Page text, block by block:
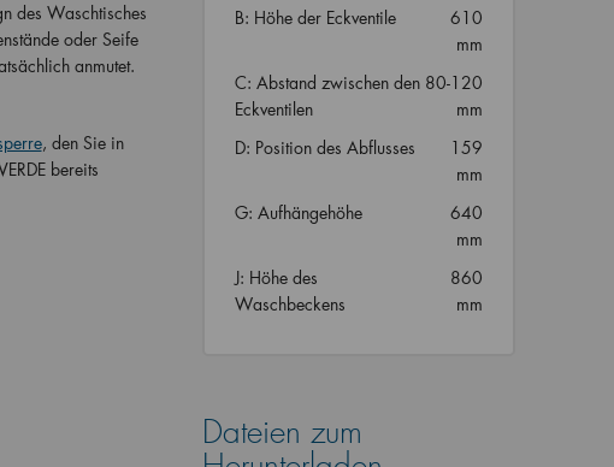
des Waschtisches
oder Seife
anmutet.
, den Sie in
bereits
B: Höhe der Eckventile
610
mm
C: Abstand zwischen den
Eckventilen
80-120
mm
D: Position des Abflusses
159
mm
G: Aufhängehöhe
640
mm
J: Höhe des
Waschbeckens
860
mm
Dateien zum